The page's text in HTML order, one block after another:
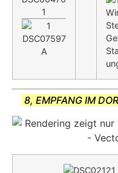
8, EMPFANG IM